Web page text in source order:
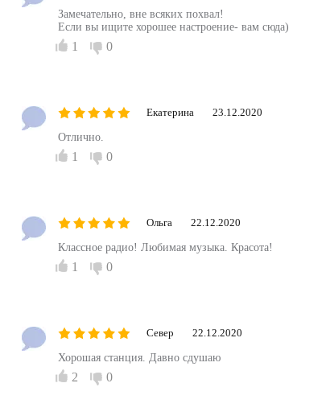
Замечательно, вне всяких похвал!
Если вы ищите хорошее настроение- вам сюда)
1 0
Екатерина 23.12.2020
Отлично.
1 0
Ольга 22.12.2020
Классное радио! Любимая музыка. Красота!
1 0
Север 22.12.2020
Хорошая станция. Давно сдушаю
2 0